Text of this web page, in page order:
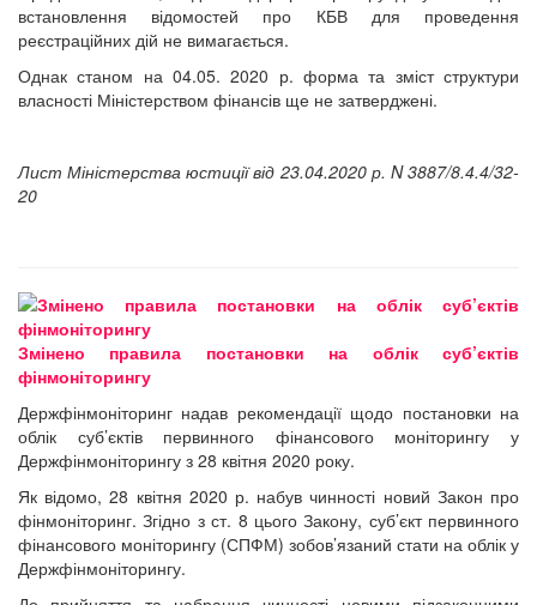
встановлення відомостей про КБВ для проведення
реєстраційних дій не вимагається.
Однак станом на 04.05. 2020 р. форма та зміст структури
власності Міністерством фінансів ще не затверджені.
Лист Міністерства юстиції від 23.04.2020 р. N 3887/8.4.4/32-
20
Змінено правила постановки на облік суб’єктів
фінмоніторингу
Держфінмоніторинг надав рекомендації щодо постановки на
облік суб’єктів первинного фінансового моніторингу у
Держфінмоніторингу з 28 квітня 2020 року.
Як відомо, 28 квітня 2020 р. набув чинності новий Закон про
фінмоніторинг. Згідно з ст. 8 цього Закону, суб’єкт первинного
фінансового моніторингу (СПФМ) зобов’язаний стати на облік у
Держфінмоніторингу.